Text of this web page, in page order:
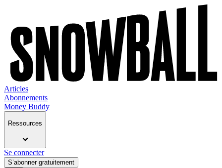
Articles
Abonnements
Money Buddy
Ressources
Se connecter
S’abonner gratuitement